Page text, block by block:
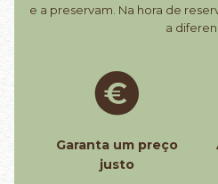
e a preservam. Na hora de
a
Garanta um preço
justo